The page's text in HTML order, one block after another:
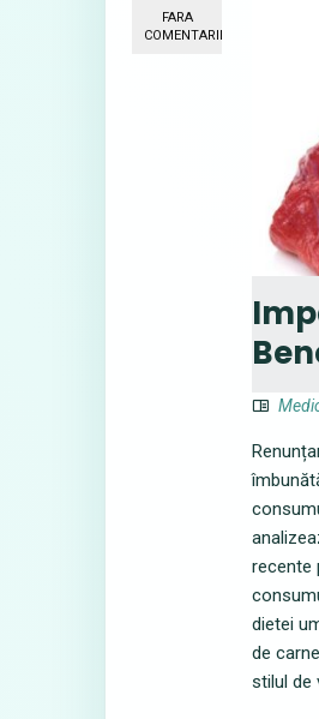
FARA
COMENTARII
recente
dietei
de
stilul de